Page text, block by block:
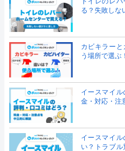
る？失敗しな
カビキラー
う場所で選ぶ！
イースマイ
金・対応・注
イースマイ
い？トラブル